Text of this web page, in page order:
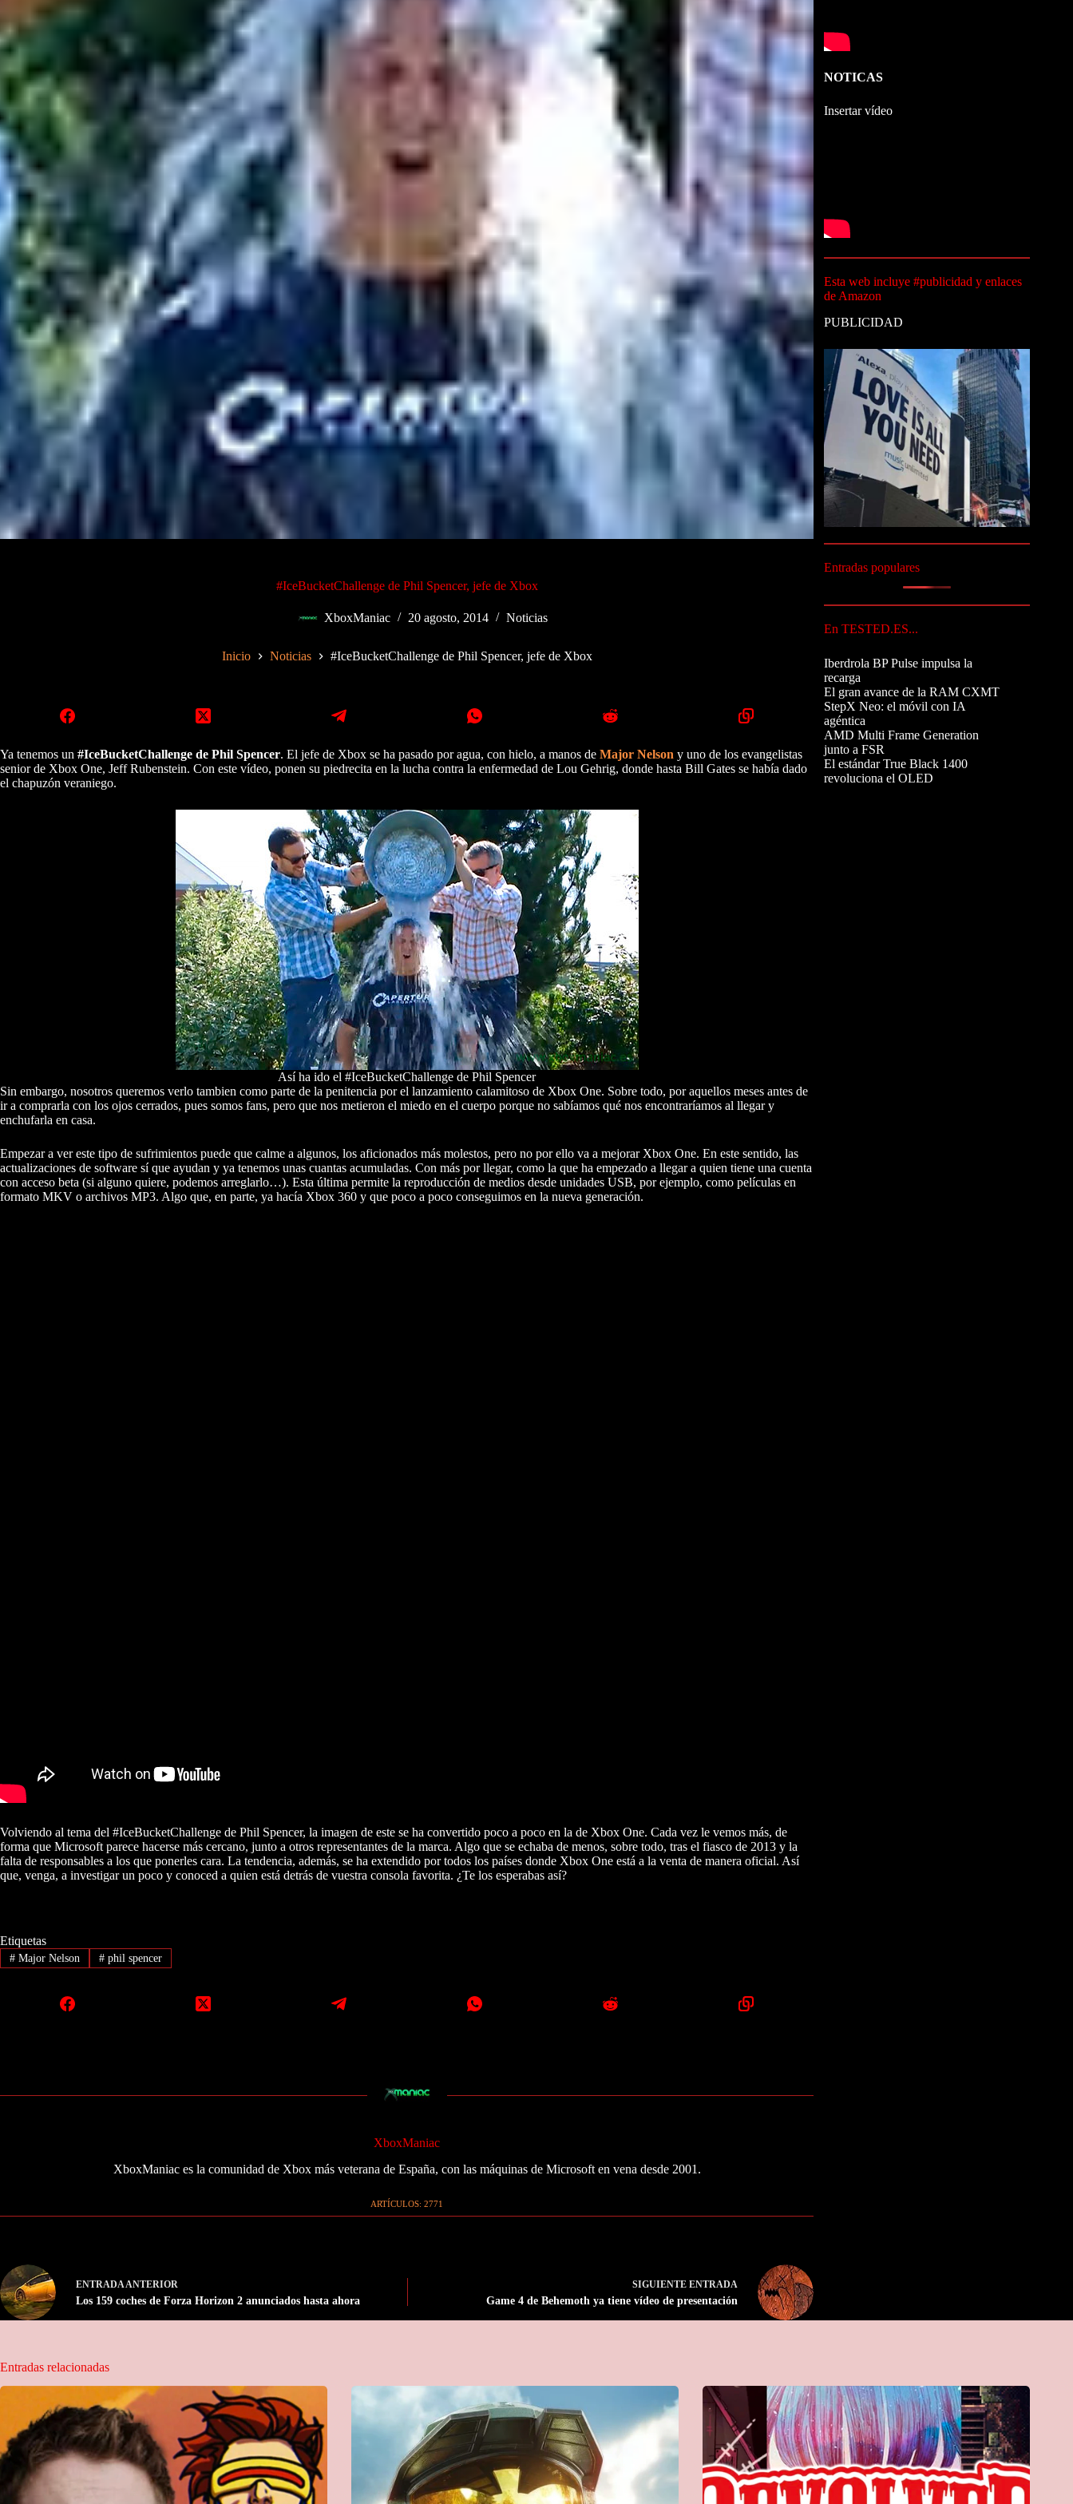
#IceBucketChallenge de Phil Spencer, jefe de Xbox
XboxManiac 20 agosto, 2014 Noticias
Inicio Noticias #IceBucketChallenge de Phil Spencer, jefe de Xbox
Ya tenemos un #IceBucketChallenge de Phil Spencer. El jefe de Xbox se ha pasado por agua, con hielo, a manos de Major Nelson y uno de los evangelistas
senior de Xbox One, Jeff Rubenstein. Con este vídeo, ponen su piedrecita en la lucha contra la enfermedad de Lou Gehrig, donde hasta Bill Gates se había dado
el chapuzón veraniego.
Así ha ido el #IceBucketChallenge de Phil Spencer
Sin embargo, nosotros queremos verlo tambien como parte de la penitencia por el lanzamiento calamitoso de Xbox One. Sobre todo, por aquellos meses antes de
ir a comprarla con los ojos cerrados, pues somos fans, pero que nos metieron el miedo en el cuerpo porque no sabíamos qué nos encontraríamos al llegar y
enchufarla en casa.
Empezar a ver este tipo de sufrimientos puede que calme a algunos, los aficionados más molestos, pero no por ello va a mejorar Xbox One. En este sentido, las
actualizaciones de software sí que ayudan y ya tenemos unas cuantas acumuladas. Con más por llegar, como la que ha empezado a llegar a quien tiene una cuenta
con acceso beta (si alguno quiere, podemos arreglarlo…). Esta última permite la reproducción de medios desde unidades USB, por ejemplo, como películas en
formato MKV o archivos MP3. Algo que, en parte, ya hacía Xbox 360 y que poco a poco conseguimos en la nueva generación.
Volviendo al tema del #IceBucketChallenge de Phil Spencer, la imagen de este se ha convertido poco a poco en la de Xbox One. Cada vez le vemos más, de
forma que Microsoft parece hacerse más cercano, junto a otros representantes de la marca. Algo que se echaba de menos, sobre todo, tras el fiasco de 2013 y la
falta de responsables a los que ponerles cara. La tendencia, además, se ha extendido por todos los países donde Xbox One está a la venta de manera oficial. Así
que, venga, a investigar un poco y conoced a quien está detrás de vuestra consola favorita. ¿Te los esperabas así?
Etiquetas
#Major Nelson #phil spencer
XboxManiac
XboxManiac es la comunidad de Xbox más veterana de España, con las máquinas de Microsoft en vena desde 2001.
ARTÍCULOS: 2771
ENTRADAANTERIOR
Los 159 coches de Forza Horizon 2 anunciados hasta ahora
SIGUIENTEENTRADA
Game 4 de Behemoth ya tiene vídeo de presentación
NOTICAS
Insertar vídeo
Esta web incluye #publicidad y enlaces
de Amazon
PUBLICIDAD
Entradas populares
En TESTED.ES...
Iberdrola BP Pulse impulsa la
recarga
El gran avance de la RAM CXMT
StepX Neo: el móvil con IA
agéntica
AMD Multi Frame Generation
junto a FSR
El estándar True Black 1400
revoluciona el OLED
Entradas relacionadas